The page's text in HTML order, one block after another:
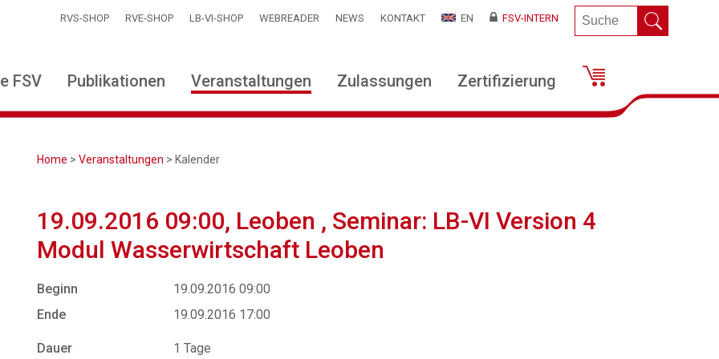
RVS-SHOP RVE-SHOP LB-VI-SHOP WEBREADER NEWS KONTAKT EN FSV-INTERN
FSV Publikationen Veranstaltungen Zulassungen Zertifizierung
Home >Veranstaltungen > Kalender
19.09.2016 09:00, Leoben , Seminar: LB-VI Version 4
Modul Wasserwirtschaft Leoben
Beginn
19.09.2016 09:00
Ende
19.09.2016 17:00
Dauer 1 Tage